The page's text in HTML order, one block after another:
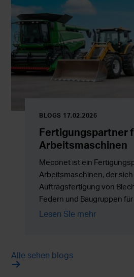
BLOGS 17.02.2026
Fertigungspartner
Arbeitsmaschinen
Meconet ist ein
Arbeitsmaschinen, der sich
Auftragsfertigung von
Federn und Baugruppen
Serienproduktion in ganz
Lesen Sie mehr
Alle sehen blogs